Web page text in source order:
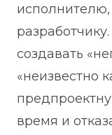
создавать
«неизвестно
время и